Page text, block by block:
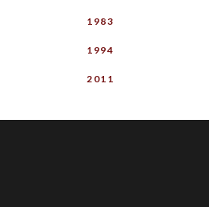
1983
1994
2011